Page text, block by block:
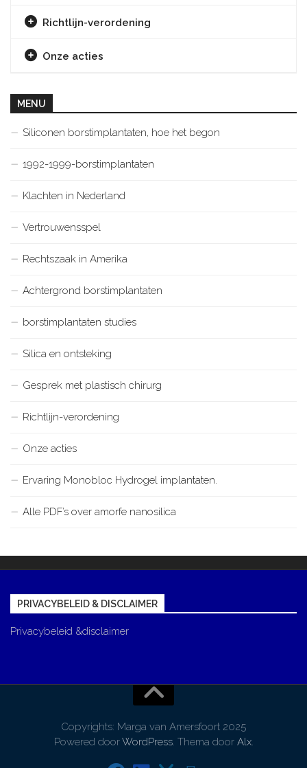
Richtlijn-verordening
Onze acties
MENU
Siliconen borstimplantaten, hoe het begon
1992-1999-borstimplantaten
Klachten in Nederland
Vertrouwensspel
Rechtszaak in Amerika
Achtergrond borstimplantaten
borstimplantaten studies
Silica en ontsteking
Gesprek met plastisch chirurg
Richtlijn-verordening
Onze acties
Ervaring Monobloc Hydrogel implantaten.
Alle PDF’s over amorfe nanosilica
PRIVACYBELEID & DISCLAIMER
Privacybeleid &disclaimer
Copyrights: Marga van Amersfoort 2025
Powered doorWordPress. Thema door Alx.